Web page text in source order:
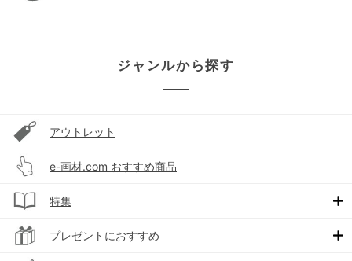
ジャンルから探す
アウトレット
e-画材.com おすすめ商品
特集
プレゼントにおすすめ